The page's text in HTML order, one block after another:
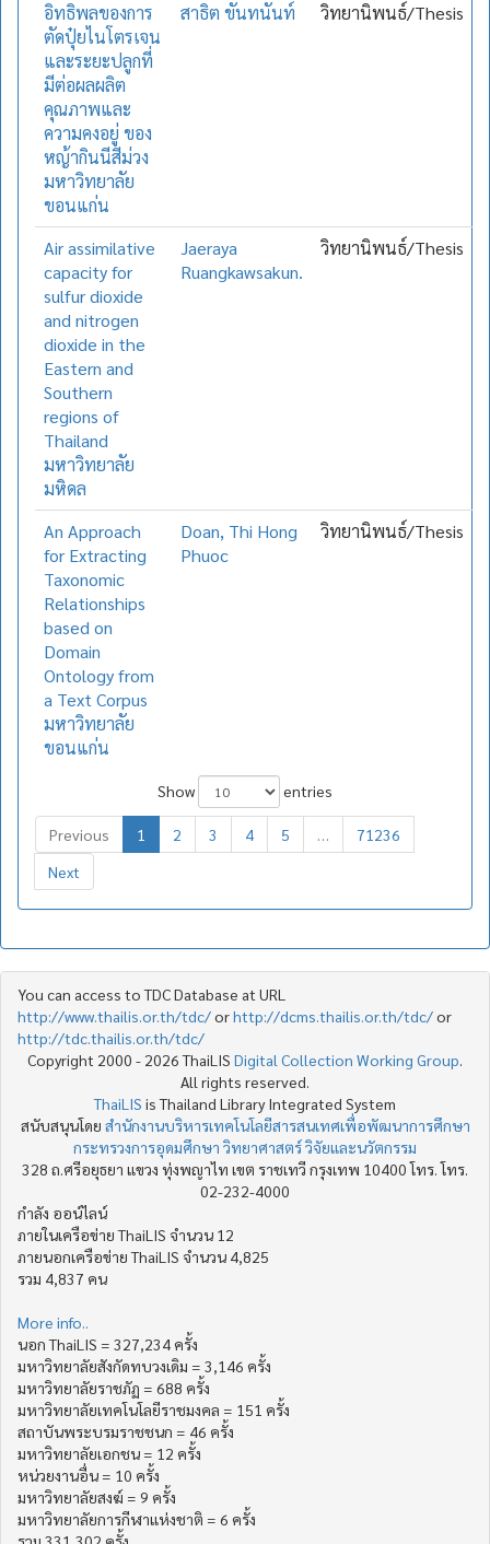
อิทธิพลของการ
ตัดปุ๋ยไนโตรเจน
และระยะปลูกที่
มีต่อผลผลิต
คุณภาพและ
ความคงอยู่ ของ
หญ้ากินนีสีม่วง
มหาวิทยาลัย
ขอนแก่น
สาธิต ขันทนันท์ วิทยานิพนธ์/Thesis
Air assimilative
capacity for
sulfur dioxide
and nitrogen
dioxide in the
Eastern and
Southern
regions of
Thailand
มหาวิทยาลัย
มหิดล
Jaeraya
Ruangkawsakun.
วิทยานิพนธ์/Thesis
An Approach
for Extracting
Taxonomic
Relationships
based on
Domain
Ontology from
a Text Corpus
มหาวิทยาลัย
ขอนแก่น
Doan, Thi Hong
Phuoc
วิทยานิพนธ์/Thesis
Show entries
Previous 1 2 3 4 5 …
71236
Next
You can access to TDC Database at URL
http://www.thailis.or.th/tdc/orhttp://dcms.thailis.or.th/tdc/or
http://tdc.thailis.or.th/tdc/
Copyright 2000 - 2026 ThaiLIS Digital Collection Working Group.
All rights reserved.
ThaiLIS is Thailand Library Integrated System
สนับสนุนโดย สำนักงานบริหารเทคโนโลยีสารสนเทศเพื่อพัฒนาการศึกษา
กระทรวงการอุดมศึกษา วิทยาศาสตร์ วิจัยและนวัตกรรม
328 ถ.ศรีอยุธยา แขวง ทุ่งพญาไท เขต ราชเทวี กรุงเทพ 10400 โทร. โทร.
02-232-4000
กำลัง ออน์ไลน์
ภายในเครือข่าย ThaiLIS จำนวน 12
ภายนอกเครือข่าย ThaiLIS จำนวน 4,825
รวม 4,837 คน
More info..
นอก ThaiLIS = 327,234 ครั้ง
มหาวิทยาลัยสังกัดทบวงเดิม = 3,146 ครั้ง
มหาวิทยาลัยราชภัฏ = 688 ครั้ง
มหาวิทยาลัยเทคโนโลยีราชมงคล = 151 ครั้ง
สถาบันพระบรมราชชนก = 46 ครั้ง
มหาวิทยาลัยเอกชน = 12 ครั้ง
หน่วยงานอื่น = 10 ครั้ง
มหาวิทยาลัยสงฆ์ = 9 ครั้ง
มหาวิทยาลัยการกีฬาแห่งชาติ = 6 ครั้ง